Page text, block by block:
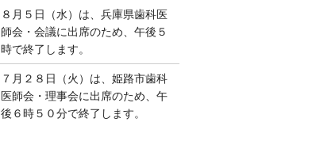
８月５日（水）は、兵庫県歯科医
師会・会議に出席のため、午後５
時で終了します。
７月２８日（火）は、姫路市歯科
医師会・理事会に出席のため、午
後６時５０分で終了します。